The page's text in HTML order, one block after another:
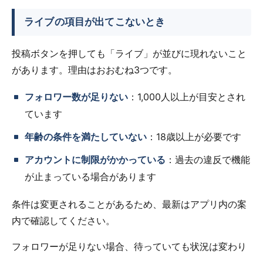
ライブの項目が出てこないとき
投稿ボタンを押しても「ライブ」が並びに現れないこと
があります。理由はおおむね3つです。
フォロワー数が足りない ：1,000人以上が目安とされ
ています
年齢の条件を満たしていない ：18歳以上が必要です
アカウントに制限がかかっている ：過去の違反で機能
が止まっている場合があります
条件は変更されることがあるため、最新はアプリ内の案
内で確認してください。
フォロワーが足りない場合、待っていても状況は変わり